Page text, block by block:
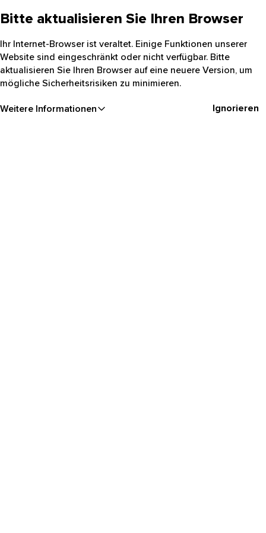
Bitte aktualisieren Sie Ihren Browser
Ihr Internet-Browser ist veraltet. Einige Funktionen unserer
Website sind eingeschränkt oder nicht verfügbar. Bitte
aktualisieren Sie Ihren Browser auf eine neuere Version, um
mögliche Sicherheitsrisiken zu minimieren.
Weitere Informationen Ignorieren